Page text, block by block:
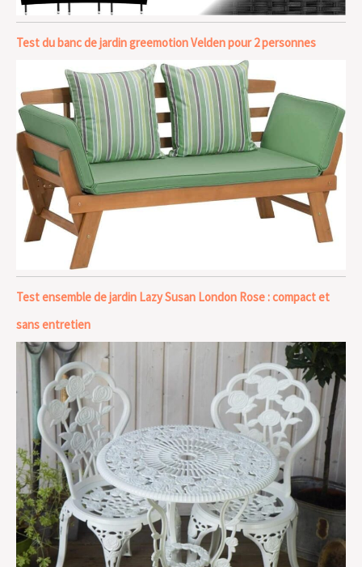
Test du banc de jardin greemotion Velden pour 2 personnes
Test ensemble de jardin Lazy Susan London Rose : compact et
sans entretien